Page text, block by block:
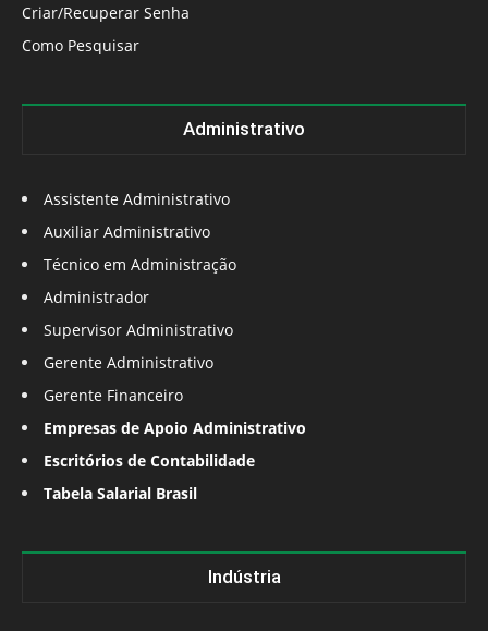
Criar/Recuperar Senha
Como Pesquisar
Administrativo
Assistente Administrativo
Auxiliar Administrativo
Técnico em Administração
Administrador
Supervisor Administrativo
Gerente Administrativo
Gerente Financeiro
Empresas de Apoio Administrativo
Escritórios de Contabilidade
Tabela Salarial Brasil
Indústria